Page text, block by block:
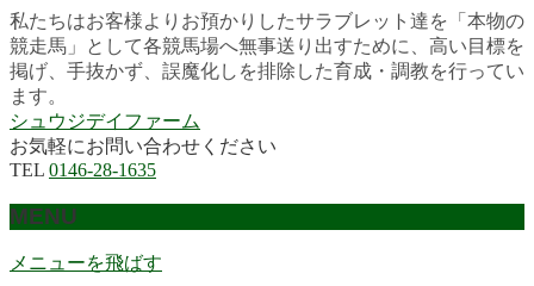
私たちはお客様よりお預かりしたサラブレット達を「本物の
競走馬」として各競馬場へ無事送り出すために、高い目標を
掲げ、手抜かず、誤魔化しを排除した育成・調教を行ってい
ます。
シュウジデイファーム
お気軽にお問い合わせください
TEL 0146-28-1635
MENU
メニューを飛ばす